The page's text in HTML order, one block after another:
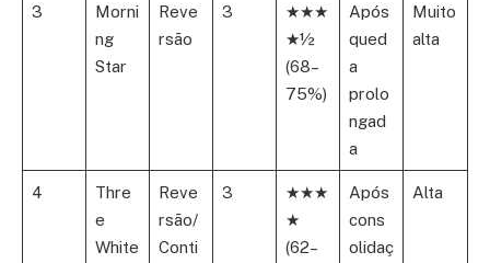
3
Morni
ng
Star
Reve
rsão
3
★★★
★½
(68–
75%)
Após
qued
a
prolo
ngad
a
Muito
alta
4
Thre
e
White
Reve
rsão/
Conti
3
★★★
★
(62–
Após
cons
olidaç
Alta